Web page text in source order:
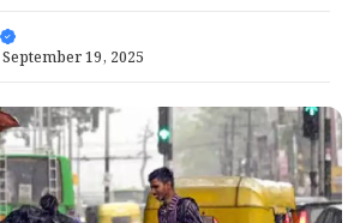
September 19, 2025